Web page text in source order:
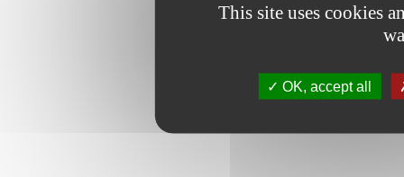
This site uses cookies
OK, accept all